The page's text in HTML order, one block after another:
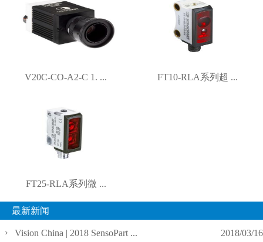
V20C-CO-A2-C 1. ... FT10-RLA系列超 ...
FT25-RLA系列微 ...
最新新闻
Vision China | 2018 SensoPart ...
2018/03/16